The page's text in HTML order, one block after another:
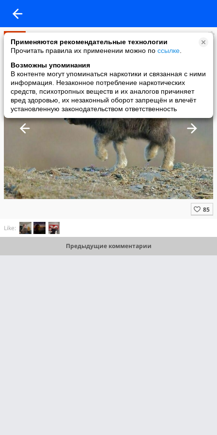
Применяются рекомендательные технологии
Прочитать правила их применении можно по ссылке
Возможны упоминания
В контенте могут упоминаться наркотики и связанная с ними
информация. Незаконное потребление наркотических
средств, психотропных веществ и их аналогов причиняет
вред здоровью, их незаконный оборот запрещён и влечёт
установленную законодательством ответственность
Мир
added a photo
06 May в 17:43
Like:
Предыдущие комментарии